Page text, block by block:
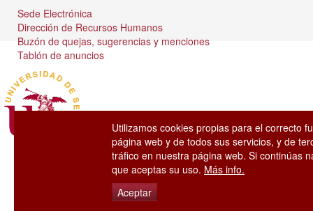
Sede Electrónica
Dirección de Recursos Humanos
Buzón de quejas, sugerencias y menciones
Tablón de anuncios
Utilizamos cookies propias para el correcto
página web y de todos sus servicios, y de
tráfico en nuestra página web. Si continúas
que aceptas su uso. Más info.
Aceptar